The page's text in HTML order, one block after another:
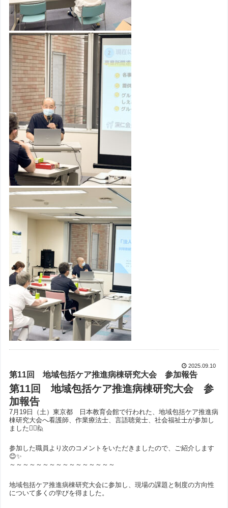
2025.09.10
第11回 地域包括ケア推進病棟研究大会 参加報告
第11回 地域包括ケア推進病棟研究大会 参
加報告
7月19日（土）東京都 日本教育会館で行われた、地域包括ケア推進病
棟研究大会へ看護師、作業療法士、言語聴覚士、社会福祉士が参加し
ました🙋‍♀️🙋
参加した職員より次のコメントをいただきましたので、ご紹介します
😊✨
～～～～～～～～～～～～～～～～
地域包括ケア推進病棟研究大会に参加し、現場の課題と制度の方向性
について多くの学びを得ました。